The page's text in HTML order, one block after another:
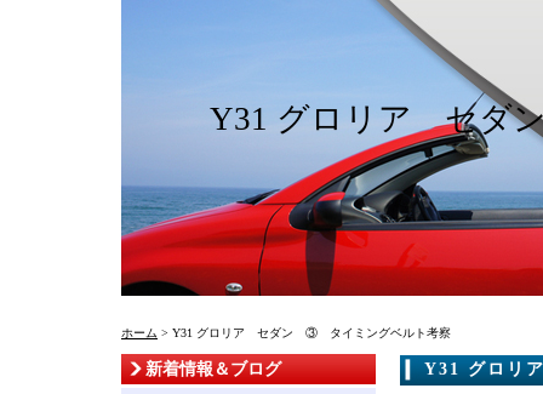
Y31 グロリア セダ
ホーム > Y31 グロリア セダン ③ タイミングベルト考察
Y31 グロリ
新着情報＆ブログ